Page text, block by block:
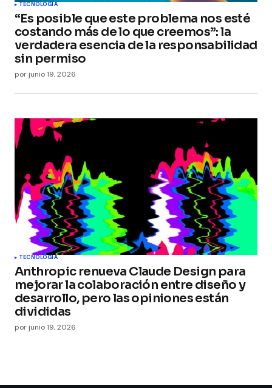
TECNOLOGÍA
“Es posible que este problema nos esté
costando más de lo que creemos”: la
verdadera esencia de la responsabilidad
sin permiso
por junio 19, 2026
TECNOLOGÍA
Anthropic renueva Claude Design para
mejorar la colaboración entre diseño y
desarrollo, pero las opiniones están
divididas
por junio 19, 2026